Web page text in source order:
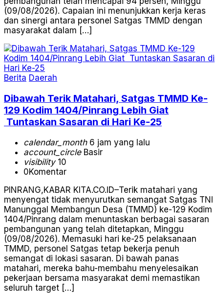
(09/08/2026). Capaian ini menunjukkan kerja keras
dan sinergi antara personel Satgas TMMD dengan
masyarakat dalam […]
Berita Daerah
Dibawah Terik Matahari, Satgas TMMD Ke-
129 Kodim 1404/Pinrang Lebih Giat
Tuntaskan Sasaran di Hari Ke-25
calendar_month6 jam yang lalu
account_circleBasir
visibility10
0Komentar
PINRANG,KABAR KITA.CO.ID–Terik matahari yang
menyengat tidak menyurutkan semangat Satgas TNI
Manunggal Membangun Desa (TMMD) ke-129 Kodim
1404/Pinrang dalam menuntaskan berbagai sasaran
pembangunan yang telah ditetapkan, Minggu
(09/08/2026). Memasuki hari ke-25 pelaksanaan
TMMD, personel Satgas tetap bekerja penuh
semangat di lokasi sasaran. Di bawah panas
matahari, mereka bahu-membahu menyelesaikan
pekerjaan bersama masyarakat demi memastikan
seluruh target […]